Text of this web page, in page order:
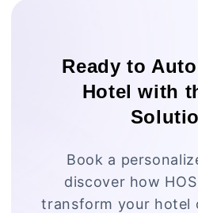
Ready to
Hotel with
Book a
discover how
transform your hotel